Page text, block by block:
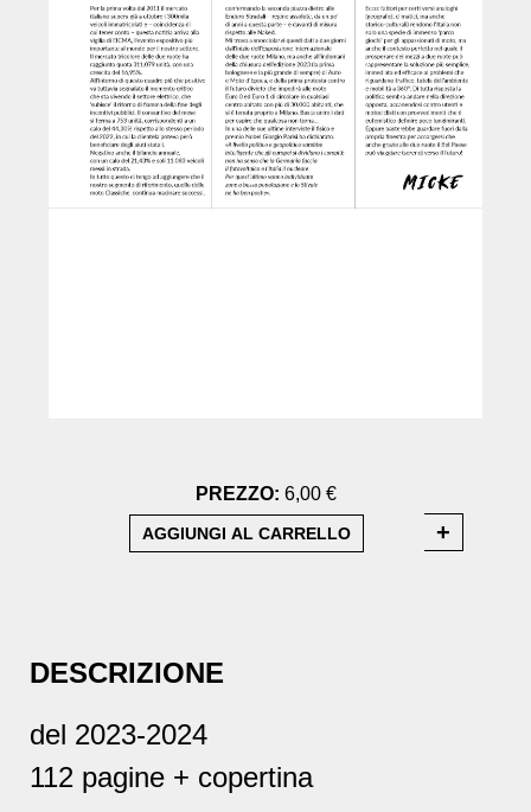
PREZZO: 6,00 €
DESCRIZIONE
del 2023-2024
112 pagine + copertina